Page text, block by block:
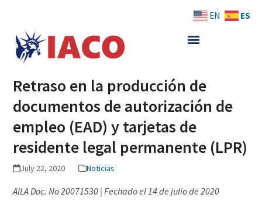
content
Retraso en la producción de
documentos de autorización de
empleo (EAD) y tarjetas de
residente legal permanente (LPR)
July 22, 2020 Noticias
AILA Doc. No 20071530 | Fechado el 14 de julio de 2020
EN ES